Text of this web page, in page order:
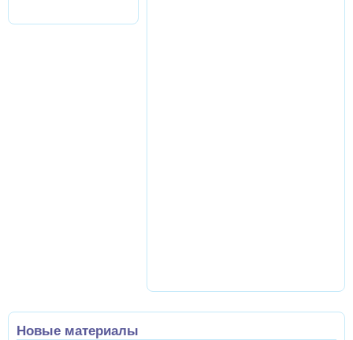
Новые материалы